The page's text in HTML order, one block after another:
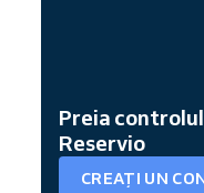
Preia
Reservio
CREAȚI UN